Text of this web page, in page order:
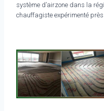
système d’airzone dans la
chauffagiste expérimenté près